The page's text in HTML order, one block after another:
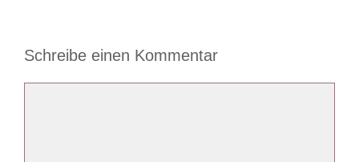
Schreibe einen Kommentar